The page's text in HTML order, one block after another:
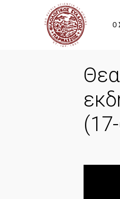
Hit enter to search or
Ο